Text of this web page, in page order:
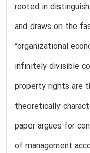
rooted in
and draws on the
“organizational
infinitely divisible
property rights are
theoretically
paper argues for
of management